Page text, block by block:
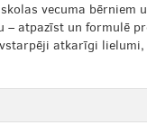
vecuma bērniem
– atpazīst un formulē
atkarīgi lielumi,